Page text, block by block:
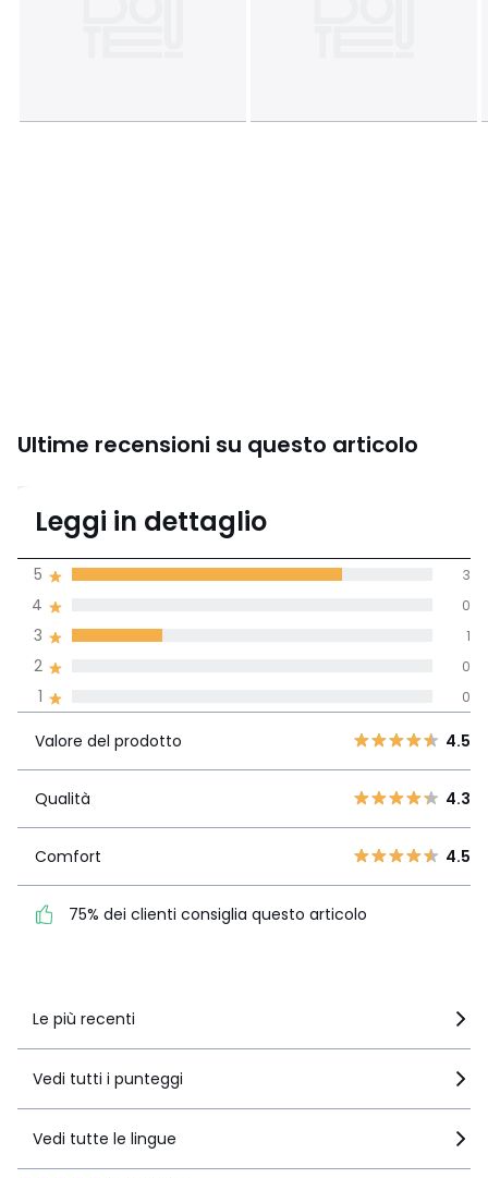
Ultime recensioni su questo articolo
4.5
di media tenendo
conto di tutti i
1 0
2
3 1
4
5 4.5
questo articolo
Leggi in dettaglio
1 0
2 0
3 1
4 0
5 3
Valore del prodotto 4.5
Qualità 4.3
Comfort 4.5
75% dei clienti consiglia questo articolo
Le più recenti
Vedi tutti i punteggi
Vedi tutte le lingue